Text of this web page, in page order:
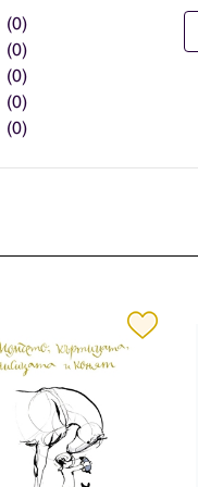
(0)
(0)
(0)
(0)
(0)